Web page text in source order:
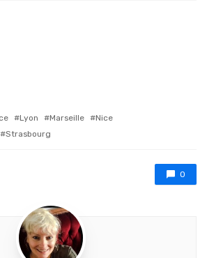
Lyon Marseille
Nice
Strasbourg
0